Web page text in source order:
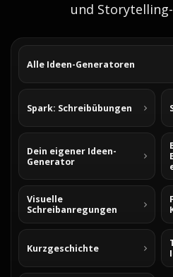
und
Alle Ideen-Generatoren
Spark: Schreibübungen
Dein eigener Ideen-
Generator
Visuelle
Schreibanregungen
Kurzgeschichte